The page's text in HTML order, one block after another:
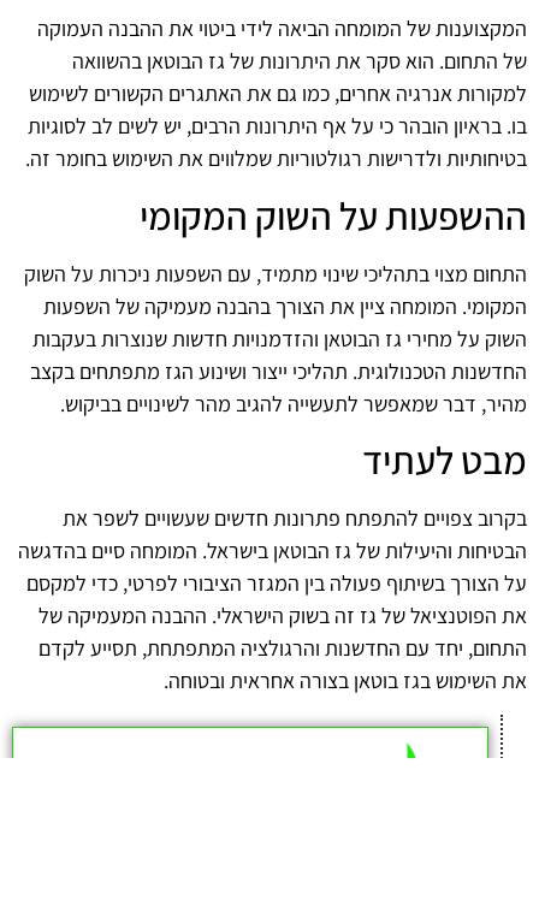
המקצוענות של המומחה הביאה לידי ביטוי את ההבנה העמוקה
של התחום. הוא סקר את היתרונות של גז הבוטאן בהשוואה
למקורות אנרגיה אחרים, כמו גם את האתגרים הקשורים לשימוש
בו. בראיון הובהר כי על אף היתרונות הרבים, יש לשים לב לסוגיות
בטיחותיות ולדרישות רגולטוריות שמלווים את השימוש בחומר זה.
ההשפעות על השוק המקומי
התחום מצוי בתהליכי שינוי מתמיד, עם השפעות ניכרות על השוק
המקומי. המומחה ציין את הצורך בהבנה מעמיקה של השפעות
השוק על מחירי גז הבוטאן והזדמנויות חדשות שנוצרות בעקבות
החדשנות הטכנולוגית. תהליכי ייצור ושינוע הגז מתפתחים בקצב
מהיר, דבר שמאפשר לתעשייה להגיב מהר לשינויים בביקוש.
מבט לעתיד
בקרוב צפויים להתפתח פתרונות חדשים שעשויים לשפר את
הבטיחות והיעילות של גז הבוטאן בישראל. המומחה סיים בהדגשה
על הצורך בשיתוף פעולה בין המגזר הציבורי לפרטי, כדי למקסם
את הפוטנציאל של גז זה בשוק הישראלי. ההבנה המעמיקה של
התחום, יחד עם החדשנות והרגולציה המתפתחת, תסייע לקדם
את השימוש בגז בוטאן בצורה אחראית ובטוחה.